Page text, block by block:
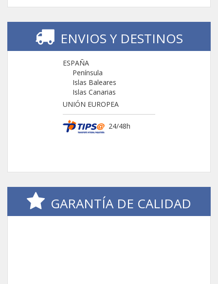
ENVIOS Y DESTINOS
ESPAÑA
Península
Islas Baleares
Islas Canarias
UNIÓN EUROPEA
24/48h
GARANTÍA DE CALIDAD